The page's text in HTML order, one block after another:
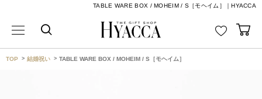
TABLE WARE BOX / MOHEIM / S［モヘイム］｜HYACCA
TOP 結婚祝い TABLE WARE BOX / MOHEIM / S［モヘイム］